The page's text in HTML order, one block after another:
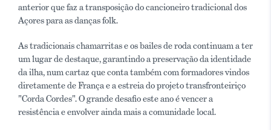
anterior que faz a transposição do cancioneiro tradicional dos
Açores para as danças folk.
As tradicionais chamarritas e os bailes de roda continuam a ter
um lugar de destaque, garantindo a preservação da identidade
da ilha, num cartaz que conta também com formadores vindos
diretamente de França e a estreia do projeto transfronteiriço
"Corda Cordes". O grande desafio este ano é vencer a
resistência e envolver ainda mais a comunidade local.